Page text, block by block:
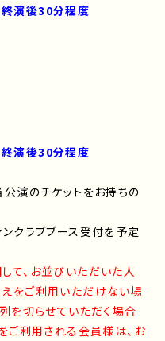
演後30分程度
演後30分程度
演のチケットをお持ちの
クラブブース受付を予定
て、お並びいただいた人
をご利用いただけない場
を切らせていただく場合
ご利用される会員様は、お